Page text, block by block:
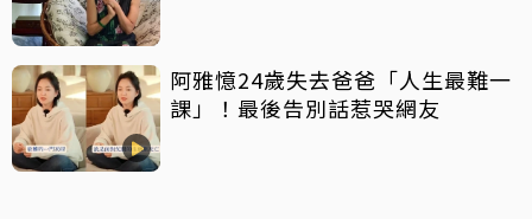
阿雅憶24歲失去爸爸「人生最難一
課」！最後告別話惹哭網友